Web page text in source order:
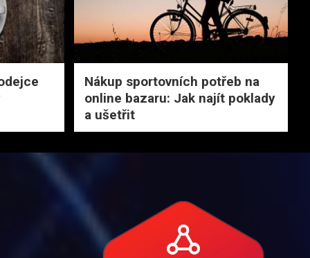
Nákup sportovních potřeb na
online bazaru: Jak najít poklady
a ušetřit